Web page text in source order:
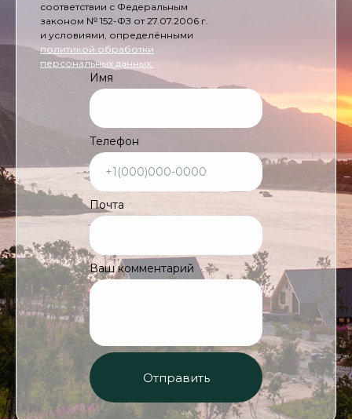
соответствии с Федеральным
законом № 152-ФЗ от 27.07.2006 г.
и условиями, определёнными
политикой обработки
персональных данных.
Имя
Телефон
Почта
Ваш комментарий
Отправить
г. Мурманск, Флотский
проезд, д. 3, оф. 61
+7 (8152) 56 09 90
+7 (921) 155 14 05
info@st-bereg.ru
Туроператор
«Студеный Берег»
Мурманская область,
Печенгский, тер. Устье реки
Титовка, зем. участок 254
Бронирование:
+7 931 800 00 85
+7 931 800 00 83
booking@st-bereg.ru